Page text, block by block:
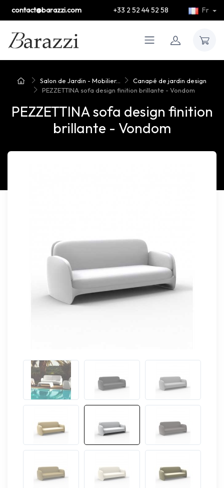
contact@barazzi.com +33 2 52 44 52 58 Fr
Salon de Jardin - Mobilier...
Canapé de jardin design
PEZZETTINA sofa design finition brillante - Vondom
PEZZETTINA sofa design finition
brillante - Vondom